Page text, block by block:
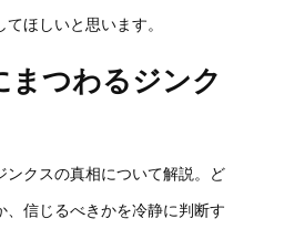
ほしいと思います。
まつわるジンク
ンクスの真相について解説。ど
、信じるべきかを冷静に判断す